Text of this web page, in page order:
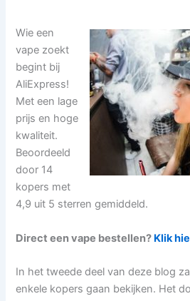
Wie een
vape zoekt
begint bij
AliExpress!
Met een lage
prijs en hoge
kwaliteit.
Beoordeeld
door 14
kopers met
4,9 uit 5 sterren gemiddeld.
Direct een vape bestellen? Klik
In het tweede deel van deze blog
enkele kopers gaan bekijken. Het